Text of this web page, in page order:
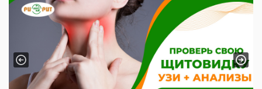
Previous Next